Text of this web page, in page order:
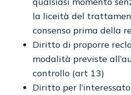
la liceità del
consenso prima della
Diritto di proporre
modalità previste
controllo (art 13)
Diritto per